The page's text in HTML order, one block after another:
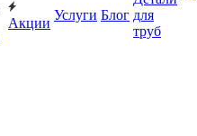
Акции
Услуги Блог для
труб